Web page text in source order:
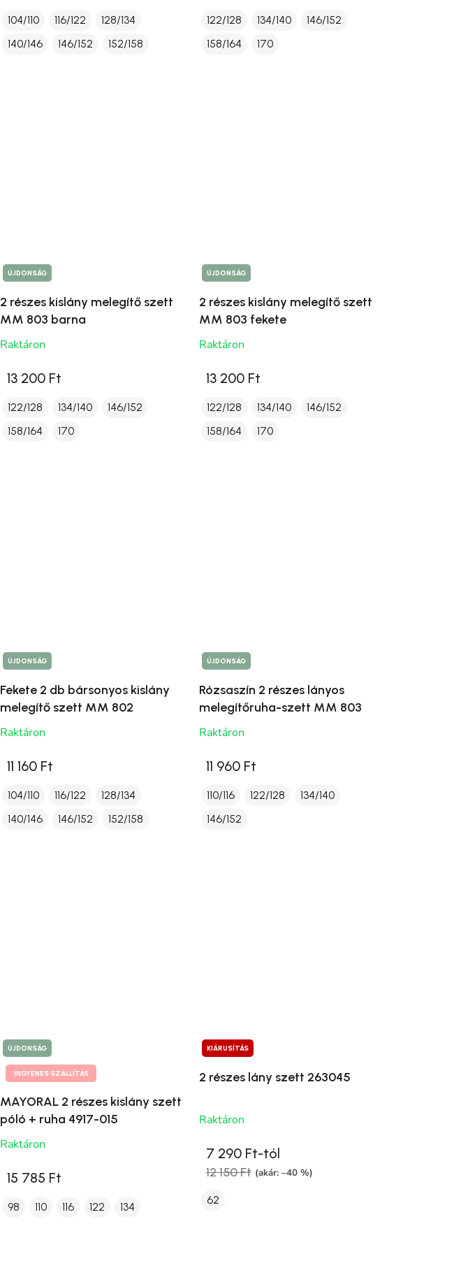
104/110 116/122
128/134
140/146
146/152 152/158
122/128 134/140
146/152
158/164
170
ÚJDONSÁG
2 részes kislány melegítő szett
MM 803 barna
Raktáron
13 200 Ft
122/128 134/140
146/152
158/164
170
ÚJDONSÁG
2 részes kislány melegítő szett
MM 803 fekete
Raktáron
13 200 Ft
122/128 134/140
146/152
158/164
170
ÚJDONSÁG
Fekete 2 db bársonyos kislány
melegítő szett MM 802
Raktáron
11 160 Ft
104/110 116/122
128/134
140/146
146/152 152/158
ÚJDONSÁG
Rózsaszín 2 részes lányos
melegítőruha-szett MM 803
Raktáron
11 960 Ft
110/116 122/128
134/140
146/152
ÚJDONSÁG
INGYENES SZÁLLÍTÁS
MAYORAL 2 részes kislány szett
póló + ruha 4917-015
Raktáron
15 785 Ft
98 110 116 122 134
KIÁRUSÍTÁS
2 részes lány szett 263045
Raktáron
7 290 Ft-tól
12 150 Ft (akár: –40 %)
62